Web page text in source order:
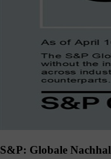
S&P: Globale